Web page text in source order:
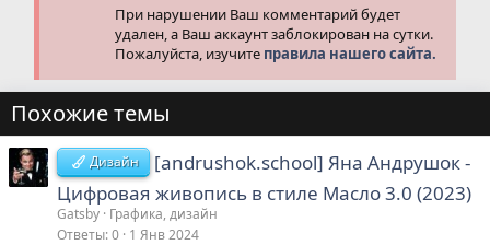
При нарушении Ваш комментарий будет
удален, а Ваш аккаунт заблокирован на сутки.
Пожалуйста, изучите правила нашего сайта.
Похожие темы
Дизайн
[andrushok.school] Яна Андрушок -
Цифровая живопись в стиле Масло 3.0 (2023)
Gatsby Графика, дизайн
Ответы 0 1 Янв 2024